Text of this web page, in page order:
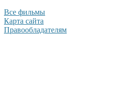
Все фильмы
Карта сайта
Правообладателям